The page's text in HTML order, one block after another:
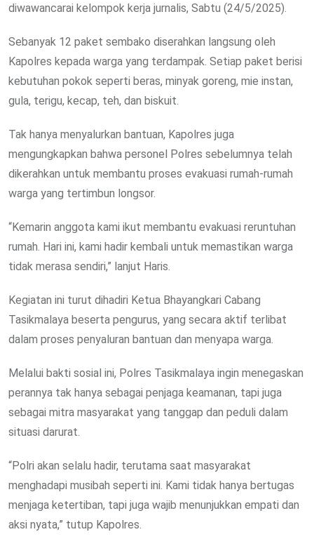
diwawancarai kelompok kerja jurnalis, Sabtu (24/5/2025).
Sebanyak 12 paket sembako diserahkan langsung oleh
Kapolres kepada warga yang terdampak. Setiap paket berisi
kebutuhan pokok seperti beras, minyak goreng, mie instan,
gula, terigu, kecap, teh, dan biskuit.
Tak hanya menyalurkan bantuan, Kapolres juga
mengungkapkan bahwa personel Polres sebelumnya telah
dikerahkan untuk membantu proses evakuasi rumah-rumah
warga yang tertimbun longsor.
“Kemarin anggota kami ikut membantu evakuasi reruntuhan
rumah. Hari ini, kami hadir kembali untuk memastikan warga
tidak merasa sendiri,” lanjut Haris.
Kegiatan ini turut dihadiri Ketua Bhayangkari Cabang
Tasikmalaya beserta pengurus, yang secara aktif terlibat
dalam proses penyaluran bantuan dan menyapa warga.
Melalui bakti sosial ini, Polres Tasikmalaya ingin menegaskan
perannya tak hanya sebagai penjaga keamanan, tapi juga
sebagai mitra masyarakat yang tanggap dan peduli dalam
situasi darurat.
“Polri akan selalu hadir, terutama saat masyarakat
menghadapi musibah seperti ini. Kami tidak hanya bertugas
menjaga ketertiban, tapi juga wajib menunjukkan empati dan
aksi nyata,” tutup Kapolres.